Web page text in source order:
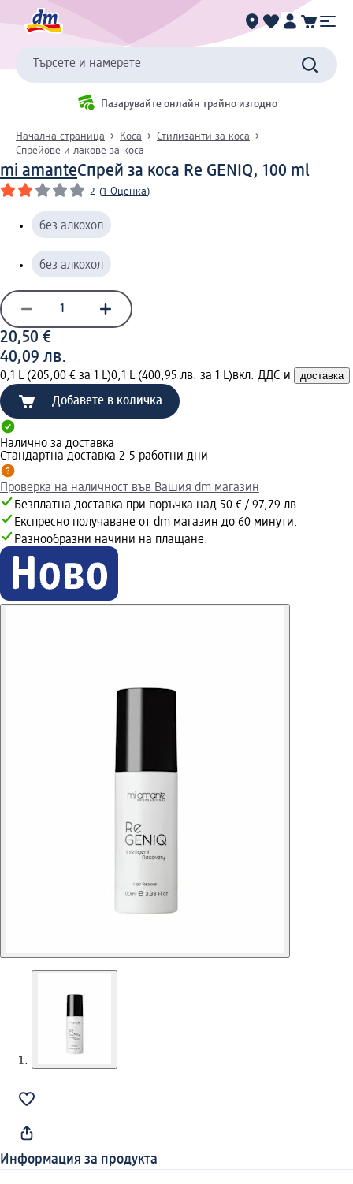
Търсете и намерете
Пазарувайте онлайн трайно изгодно
Начална страница Коса
Стилизанти за коса
Спрейове и лакове за коса
mi amanteСпрей за коса Re GENIQ, 100 ml
2 (1 Оценка)
без алкохол
без алкохол
20,50 €
40,09 лв.
0,1 L (205,00 € за 1 L)0,1 L (400,95 лв. за 1 L)вкл. ДДС и доставка
Добавете в количка
Налично за доставка
Стандартна доставка 2-5 работни дни
Проверка на наличност във Вашия dm магазин
Безплатна доставка при поръчка над 50 € / 97,79 лв.
Експресно получаване от dm магазин до 60 минути.
Разнообразни начини на плащане.
Информация за продукта